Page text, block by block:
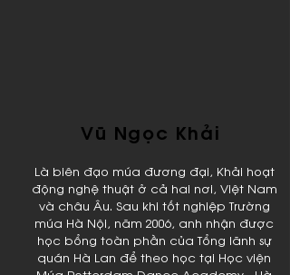
Vũ Ngọc Khải
Là biên đạo múa đương đại, Khải hoạt
động nghệ thuật ở cả hai nơi, Việt Nam
và châu Âu. Sau khi tốt nghiệp Trường
múa Hà Nội, năm 2006, anh nhận được
học bổng toàn phần của Tổng lãnh sự
quán Hà Lan để theo học tại Học viện